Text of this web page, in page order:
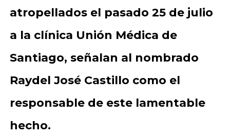
atropellados el pasado 25 de julio
a la clínica Unión Médica de
Santiago, señalan al nombrado
Raydel José Castillo como el
responsable de este lamentable
hecho.